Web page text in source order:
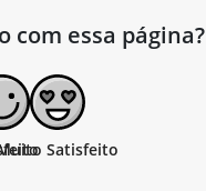
com essa página?